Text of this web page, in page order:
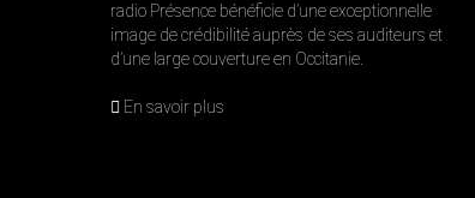
radio Présence bénéficie d’une exceptionnelle
image de crédibilité auprès de ses auditeurs et
d’une large couverture en Occitanie.
En savoir plus